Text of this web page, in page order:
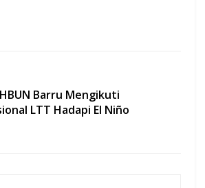
Barru Mengikuti
LTT Hadapi El Niño